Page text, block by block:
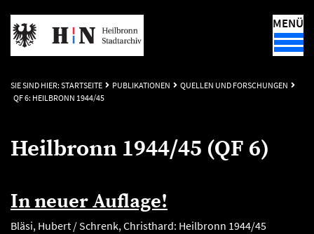
MENÜ
SIE SIND HIER: STARTSEITE PUBLIKATIONEN
QUELLEN UND FORSCHUNGEN
QF 6: HEILBRONN 1944/45
Heilbronn 1944/45 (QF 6)
In neuer Auflage!
Bläsi, Hubert / Schrenk, Christhard: Heilbronn 1944/45